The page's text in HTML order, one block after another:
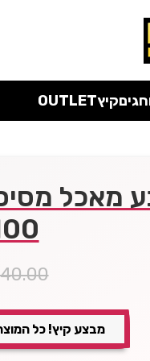
חגיםקיץOUTLET
מאכל
100
40.00
מבצע קיץ! כל